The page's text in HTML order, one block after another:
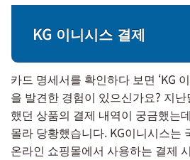
KG 이니시스 결제
카드 명세서를 확인하다 보면 ‘KG
을 발견한 경험이 있으신가요? 지
했던 상품의 결제 내역이 궁금했는
몰라 당황했습니다. KG이니시스는
온라인 쇼핑몰에서 사용하는 결제